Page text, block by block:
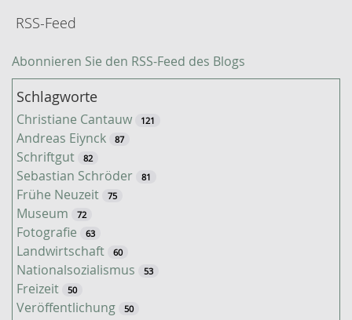
RSS-Feed
Abonnieren Sie den RSS-Feed des Blogs
Schlagworte
Christiane Cantauw 121
Andreas Eiynck 87
Schriftgut 82
Sebastian Schröder 81
Frühe Neuzeit 75
Museum 72
Fotografie 63
Landwirtschaft 60
Nationalsozialismus 53
Freizeit 50
Veröffentlichung 50